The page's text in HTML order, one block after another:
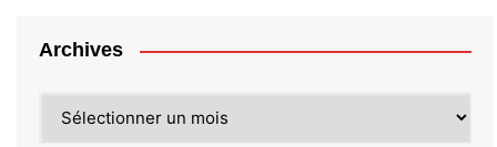
Archives